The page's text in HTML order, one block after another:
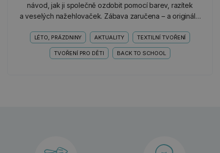
návod, jak ji společně ozdobit pomocí barev, razítek
a veselých nažehlovaček. Zábava zaručena – a originální
LÉTO, PRÁZDNINY AKTUALITY TEXTILNÍ TVOŘENÍ
TVOŘENÍ PRO DĚTI BACK TO SCHOOL